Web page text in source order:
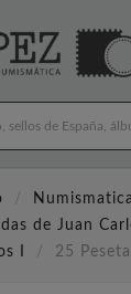
Numismatica
de Juan
I
25